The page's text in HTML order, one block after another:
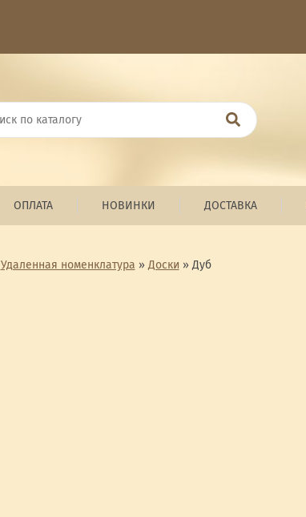
ОПЛАТА НОВИНКИ ДОСТАВКА
Удаленная номенклатура » Доски »Дуб